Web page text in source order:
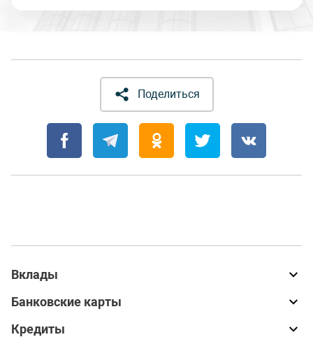
Поделиться
Вклады
Банковские карты
Кредиты